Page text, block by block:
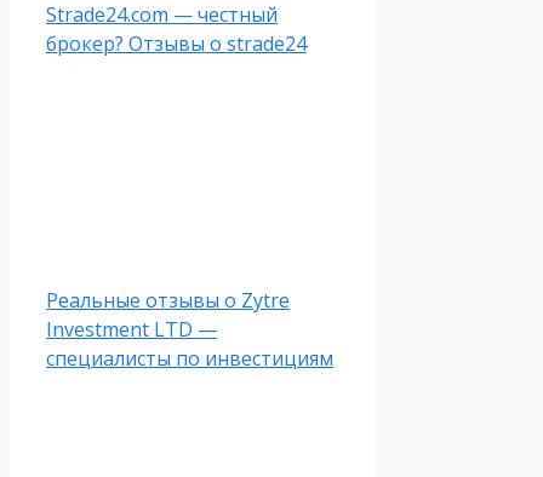
Strade24.com — честный
брокер? Отзывы о strade24
Реальные отзывы о Zytre
Investment LTD —
специалисты по инвестициям